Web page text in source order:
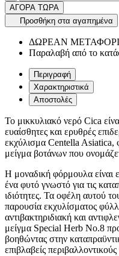
ΑΓΟΡΑ ΤΩΡΑ
Προσθήκη στα αγαπημένα
ΔΩΡΕΑΝ ΜΕΤΑΦΟΡΙΚΑ
Παραλαβή από το
Περιγραφή
Χαρακτηριστικά
Αποστολές
Το μικκυλιακό νερό Cica
ευαίσθητες και ερυθρές
εκχύλισμα Centella Asiatica,
μείγμα βοτάνων που
Η μοναδική φόρμουλα είναι
ένα φυτό γνωστό για τις
ιδιότητες. Τα οφέλη αυτού
παρουσία εκχυλίσματος
αντιβακτηριδιακή και
μείγμα Special Herb No.8
βοηθώντας στην
επιβλαβείς